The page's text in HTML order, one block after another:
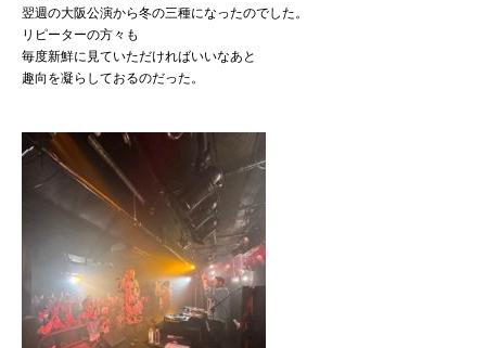
翌週の大阪公演から冬の三種になったのでした。
リピーターの方々も
毎度新鮮に見ていただければいいなあと
趣向を凝らしておるのだった。